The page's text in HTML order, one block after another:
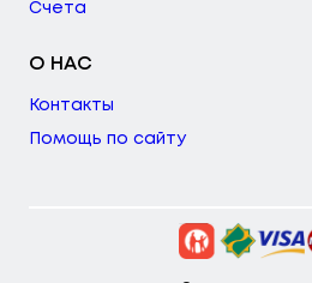
Счета
О НАС
Контакты
Помощь по сайту